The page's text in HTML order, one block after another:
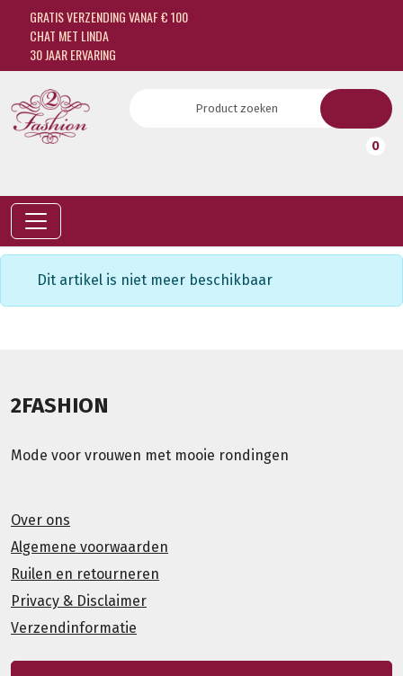
GRATIS VERZENDING VANAF € 100
CHAT MET LINDA
30 JAAR ERVARING
0
Dit artikel is niet meer beschikbaar
2FASHION
Mode voor vrouwen met mooie rondingen
Over ons
Algemene voorwaarden
Ruilen en retourneren
Privacy & Disclaimer
Verzendinformatie